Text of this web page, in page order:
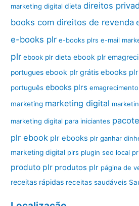
marketing digital dieta direitos
books com direitos de revenda
e-books plr e-books plrs e-mail
plr ebook plr dieta ebook plr
portugues ebook plr grátis ebooks plr
português ebooks plrs emagrecimento
marketing marketing digital
marketing digital para iniciantes
plr ebook plr ebooks plr ganhar
marketing digital plrs plugin seo local
produto plr produtos plr página de
receitas rápidas receitas saudáveis